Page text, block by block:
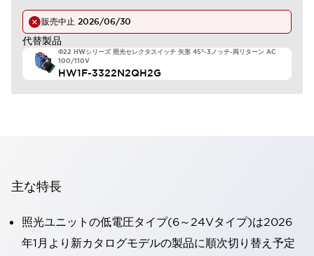
販売中止 2026/06/30
代替製品
Φ22 HWシリーズ 照光セレクタスイッチ 矢形 45°-3ノッチ-両リターン AC
100/110V
HW1F-3322N2QH2G
主な特長
照光ユニットの低電圧タイプ(6～24Vタイプ)は2026
年1月より新カタログモデルの製品に順次切り替え予定